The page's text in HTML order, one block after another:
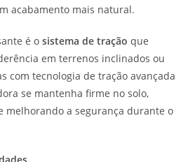
acabamento mais natural.
é o sistema de tração que
em terrenos inclinados ou
com tecnologia de tração avançada
se mantenha firme no solo,
melhorando a segurança durante o